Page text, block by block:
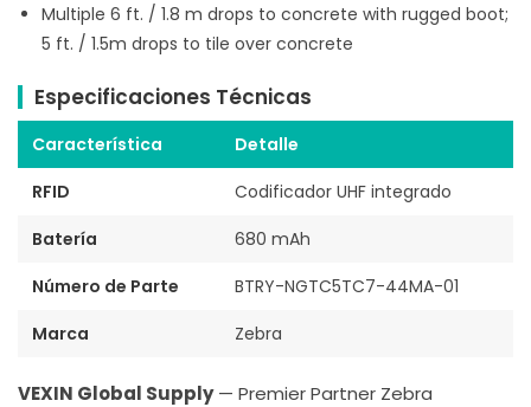
Multiple 6 ft. / 1.8 m drops to concrete with rugged boot;
5 ft. / 1.5m drops to tile over concrete
Especificaciones Técnicas
Característica
Detalle
RFID
Codificador UHF integrado
Batería
680 mAh
Número de Parte
BTRY-NGTC5TC7-44MA-01
Marca
Zebra
VEXIN Global Supply— Premier Partner Zebra